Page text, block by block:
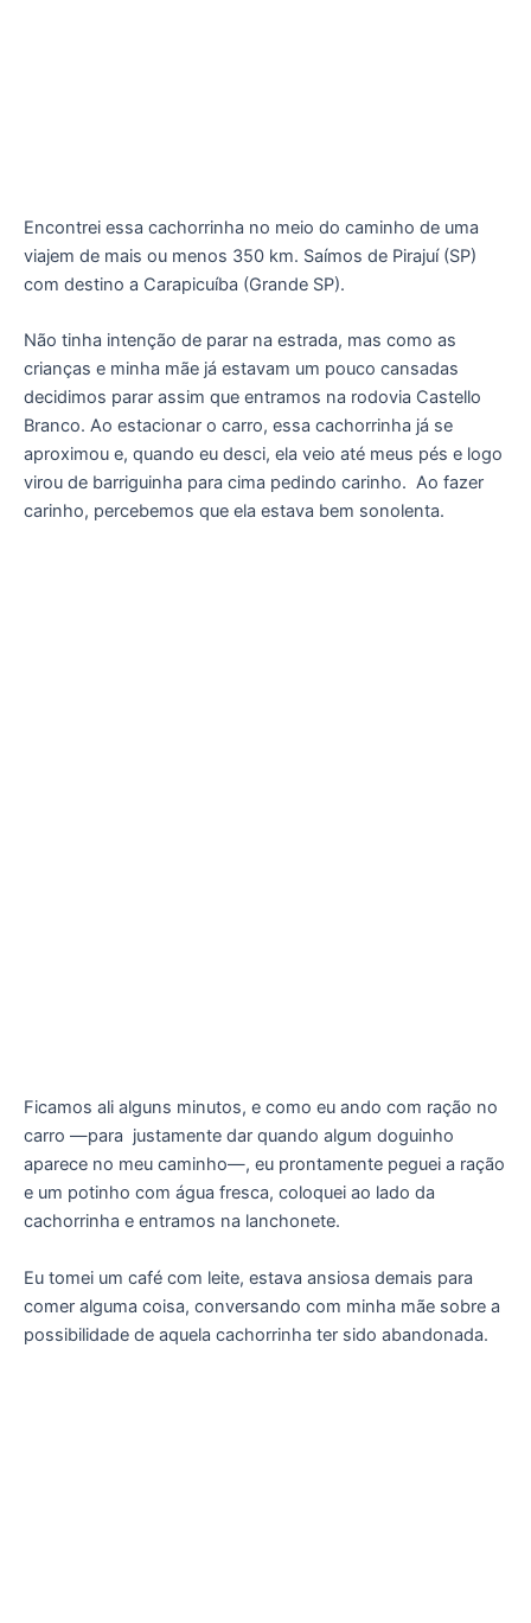
Encontrei essa cachorrinha no meio do caminho de uma
viajem de mais ou menos 350 km. Saímos de Pirajuí (SP)
com destino a Carapicuíba (Grande SP).
Não tinha intenção de parar na estrada, mas como as
crianças e minha mãe já estavam um pouco cansadas
decidimos parar assim que entramos na rodovia Castello
Branco. Ao estacionar o carro, essa cachorrinha já se
aproximou e, quando eu desci, ela veio até meus pés e logo
virou de barriguinha para cima pedindo carinho. Ao fazer
carinho, percebemos que ela estava bem sonolenta.
Ficamos ali alguns minutos, e como eu ando com ração no
carro —para justamente dar quando algum doguinho
aparece no meu caminho—, eu prontamente peguei a ração
e um potinho com água fresca, coloquei ao lado da
cachorrinha e entramos na lanchonete.
Eu tomei um café com leite, estava ansiosa demais para
comer alguma coisa, conversando com minha mãe sobre a
possibilidade de aquela cachorrinha ter sido abandonada.